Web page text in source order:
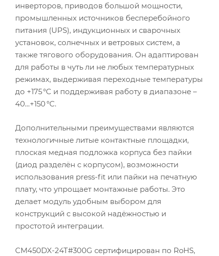
инверторов, приводов большой мощности,
промышленных источников бесперебойного
питания (UPS), индукционных и сварочных
установок, солнечных и ветровых систем, а
также тягового оборудования. Он адаптирован
для работы в чуть ли не любых температурных
режимах, выдерживая переходные температуры
до +175 °C и поддерживая работу в диапазоне –
40…+150 °C.
Дополнительными преимуществами являются
технологичные литые контактные площадки,
плоская медная подложка корпуса без пайки
(диод разделён с корпусом), возможности
использования press-fit или пайки на печатную
плату, что упрощает монтажные работы. Это
делает модуль удобным выбором для
конструкций с высокой надёжностью и
простотой интеграции.
CM450DX-24T#300G сертифицирован по RoHS,